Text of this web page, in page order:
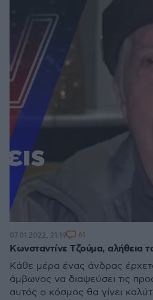
Κωνσταντίνε Τζούμα, αλήθεια
Κάθε μέρα ένας άνδρας
άμβωνος να διαψεύσει τις
αυτός ο κόσμος θα γίνει
07.01.2022, 21:19 61